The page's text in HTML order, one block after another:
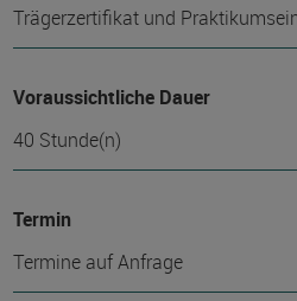
Trägerzertifikat und
Voraussichtliche Dauer
40 Stunde(n)
Termin
Termine auf Anfrage